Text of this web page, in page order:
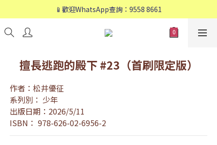
📱歡迎WhatsApp查詢：9558 8661
📱歡迎WhatsApp查詢：9558 8661
❤️會員專享：🛍購物滿💰HK$800，🚚免運費❤️
擅長逃跑的殿下 #23（首刷限定版）
作者：松井優征
系列別： 少年
出版日期：2026/5/11
ISBN： 978-626-02-6956-2